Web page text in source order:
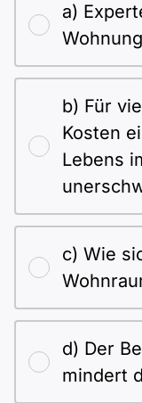
a)
b) Für
Kosten
Lebens
c) Wie
d) Der
mindert